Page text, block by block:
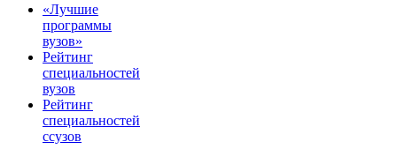
«Лучшие
программы
вузов»
Рейтинг
специальностей
вузов
Рейтинг
специальностей
ссузов